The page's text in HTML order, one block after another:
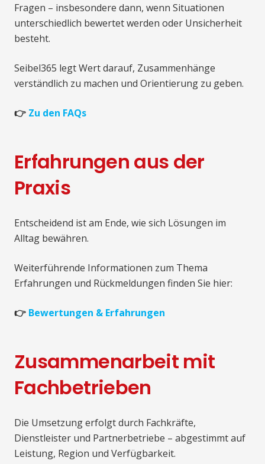
Fragen – insbesondere dann, wenn Situationen
unterschiedlich bewertet werden oder Unsicherheit
besteht.
Seibel365 legt Wert darauf, Zusammenhänge
verständlich zu machen und Orientierung zu geben.
👉 Zu den FAQs
Erfahrungen aus der
Praxis
Entscheidend ist am Ende, wie sich Lösungen im
Alltag bewähren.
Weiterführende Informationen zum Thema
Erfahrungen und Rückmeldungen finden Sie hier:
👉 Bewertungen & Erfahrungen
Zusammenarbeit mit
Fachbetrieben
Die Umsetzung erfolgt durch Fachkräfte,
Dienstleister und Partnerbetriebe – abgestimmt auf
Leistung, Region und Verfügbarkeit.